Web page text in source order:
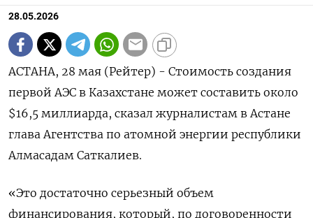
28.05.2026
АСТАНА, 28 мая (Рейтер) - Стоимость создания
первой АЭС в Казахстане может ‌составить около
$16,5 миллиарда, сказал журналистам в Астане
глава Агентства по ​атомной ​энергии республики ​
Алмасадам Саткалиев.
«Это ⁠достаточно серьезный ‌объем
финансирования, который, ‌по договоренности